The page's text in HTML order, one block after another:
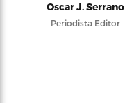
Oscar J. Serrano
Periodista Editor